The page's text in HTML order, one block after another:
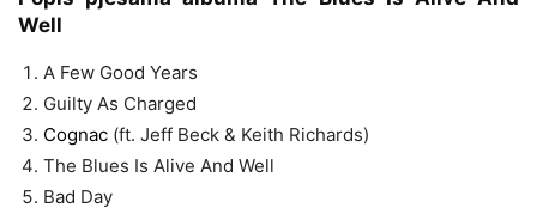
Well
A Few Good Years
Guilty As Charged
Cognac (ft. Jeff Beck & Keith Richards)
The Blues Is Alive And Well
Bad Day